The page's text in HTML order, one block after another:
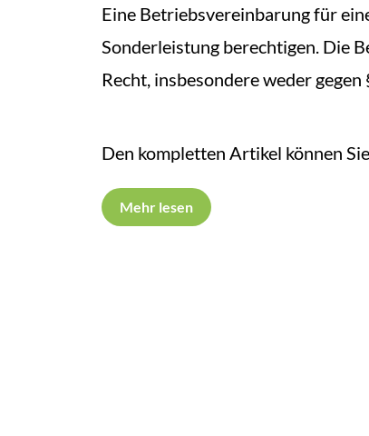
Eine Betriebsvereinbarung für
Sonderleistung berechtigen. Die
Recht, insbesondere weder
Den kompletten Artikel können
Mehr lesen